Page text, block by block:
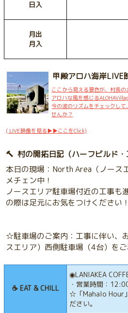
日入
月出
月入
甲殿アロハ海岸LIVE
ここから見える景色が、村長の
アロハな風を感じる
今の波のリズムをチェックし
せんか？
( LIVE映像を見る▶▶ここをClick)
🔨 村の開拓日記（ハーフビルド・
本日の現場：North Area（ノース
メチェン中！
ノースエリア駐車場付近の工事も
の際は足元にお気をつけください！
☆駐車場のご案内：工事に伴い、
スエリア）西側駐車場（4台）をご
☕️ EAT & CHILL
◉LANIAKEA
・営業時間：
☆「Mahalo Hour
ださい。